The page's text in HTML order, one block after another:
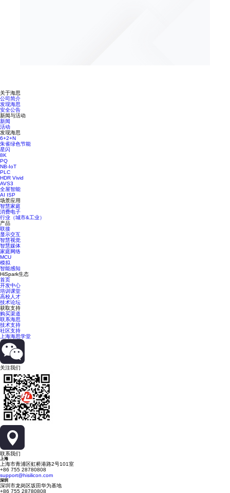
关于海思
公司简介
发现海思
安全公告
新闻与活动
新闻
活动
发现海思
6+2+N
朱雀绿色节能
星闪
8K
PQ
NB-IoT
PLC
HDR Vivid
AVS3
全屋智能
AI ISP
场景应用
智慧家庭
消费电子
行业（城市&工业）
产品
联接
显示交互
智慧视觉
智慧媒体
家庭网络
MCU
模拟
智能感知
HiSpark生态
首页
开发中心
培训课堂
高校人才
技术论坛
获取支持
购买渠道
联系海思
技术支持
社区支持
上海海思学堂
关注我们
联系我们
上海
上海市青浦区虹桥港路2号101室
+86 755 28780808
support@hisilicon.com
深圳
深圳市龙岗区坂田华为基地
+86 755 28780808